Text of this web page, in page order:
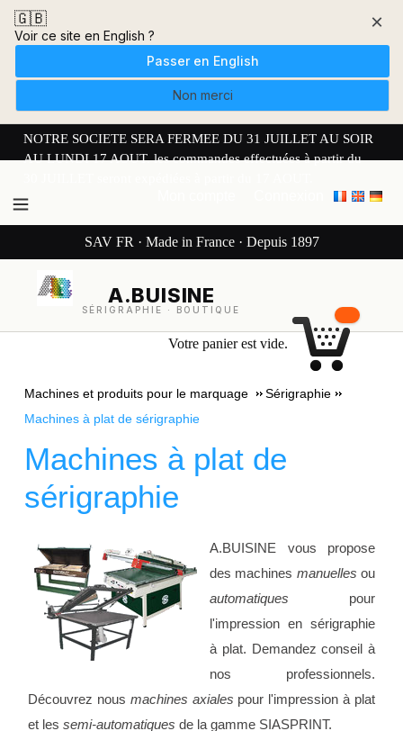
🇬🇧
Voir ce site en English ?
Passer en English
Non merci
×
NOTRE SOCIETE SERA FERMEE DU 31 JUILLET AU SOIR
AU LUNDI 17 AOUT. les commandes effectuées à partir du
SAV FR · Made in France · Depuis 1897
A.BUISINE
SÉRIGRAPHIE · BOUTIQUE
Votre panier est vide.
Machines et produits pour le marquage
Sérigraphie
Machines à plat de sérigraphie
Machines à plat de
sérigraphie
A.BUISINE vous propose
des machines manuelles ou
automatiques pour
l'impression en sérigraphie
à plat. Demandez conseil à
nos professionnels.
Découvrez nous machines axiales pour l'impression à plat
et lessemi-automatiques de la gamme SIASPRINT.